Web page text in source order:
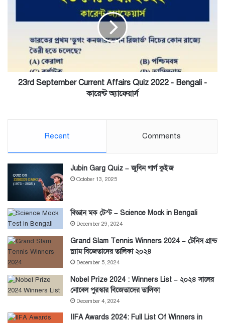
Bengali
-
কারেন্ট23rd September Current Affairs Quiz 2022 - Bengali -
কারেন্ট অ্যাফেয়ার্স
Recent Comments
Jubin Garg Quiz – জুবিন গার্গ কুইজ
October 13, 2025
বিজ্ঞান মক টেস্ট – Science Mock in Bengali
December 29, 2024
Grand Slam Tennis Winners 2024 – টেনিস গ্রান্ড
স্ল্যাম বিজেতাদের তালিকা ২০২৪
December 5, 2024
Nobel Prize 2024 : Winners List – ২০২৪ সালের
নোবেল পুরস্কার বিজেতাদের তালিকা
December 4, 2024
IIFA Awards 2024: Full List Of Winners in